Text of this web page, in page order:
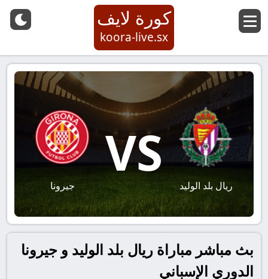
كورة لايف
koora-live.sx
ريال بلد الوليد
VS
جيرونا
بث مباشر مباراة ريال بلد الوليد و جيرونا
الدوري الإسباني